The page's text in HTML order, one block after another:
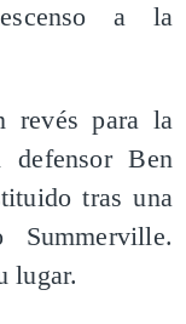
a la
revés para la
Ben
tras una
Summerville.
lugar.